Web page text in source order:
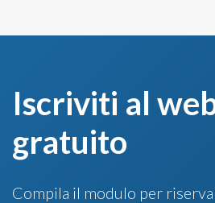
Iscriviti al
gratuito
Compila il modulo per